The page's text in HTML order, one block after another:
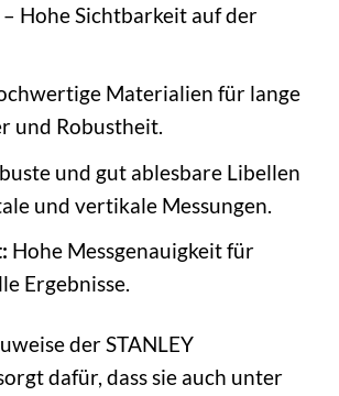
Hohe Sichtbarkeit auf der
Materialien für lange
und Robustheit.
und gut ablesbare Libellen
und vertikale Messungen.
Hohe Messgenauigkeit für
Ergebnisse.
der STANLEY
dafür, dass sie auch unter